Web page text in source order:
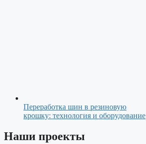
Переработка шин в резиновую
крошку: технология и оборудование
Наши проекты